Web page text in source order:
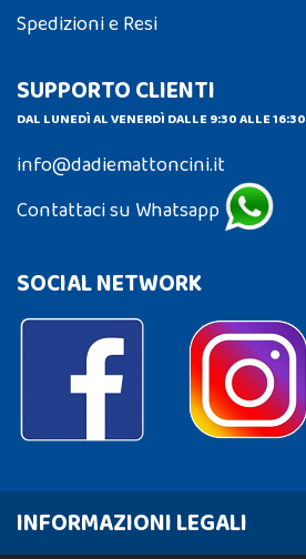
Spedizioni e Resi
SUPPORTO CLIENTI
DAL LUNEDÌ AL VENERDÌ DALLE 9:30 ALLE 16:30
info@dadiemattoncini.it
Contattaci su Whatsapp
SOCIAL NETWORK
INFORMAZIONI LEGALI